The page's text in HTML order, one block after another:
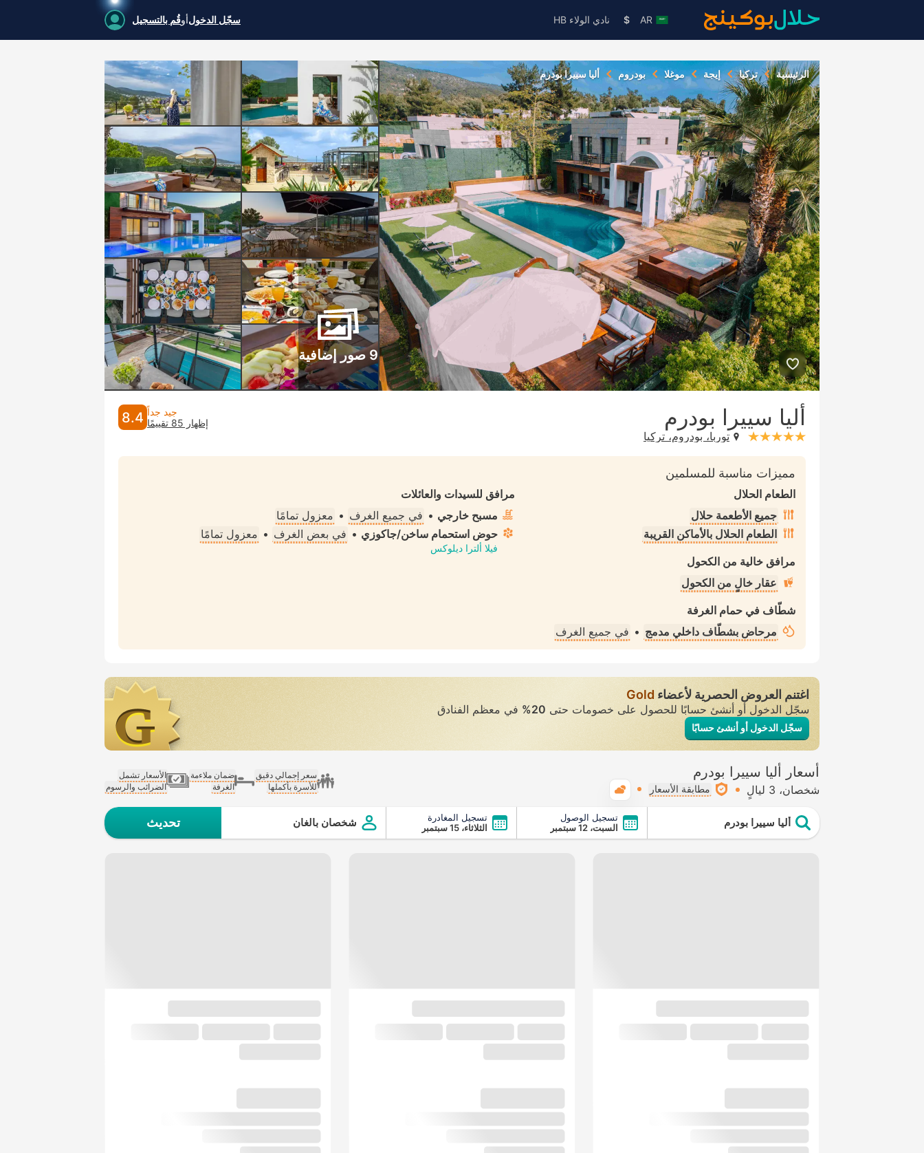
AR
$ نادي الولاء HB سجّل الدخولأوقُم بالتسجيل
الرئيسية تركيا إيجة موغلا بودروم أليا سييرا بودرم
9 صور إضافية
أليا سييرا بودرم
stars: 5
توربا، بودروم، تركيا
جيد جداً
إظهار 85 تقييمًا
8.4
مميزات مناسبة للمسلمين
الطعام الحلال
جميع الأطعمة حلال
الطعام الحلال بالأماكن القريبة
مرافق خالية من الكحول
عقار خالٍ من الكحول
شطّاف في حمام الغرفة
مرحاض بشطّاف داخلي مدمج • في جميع الغرف
مرافق للسيدات والعائلات
مسبح خارجي • في جميع الغرف • معزول تمامًا
حوض استحمام ساخن/جاكوزي • في بعض الغرف • معزول تمامًا
فيلا ألترا ديلوكس
اغتنم العروض الحصرية لأعضاء Gold
سجّل الدخول أو أنشئ حسابًا للحصول على خصومات حتى 20% في معظم الفنادق
سجّل الدخول أو أنشئ حسابًا
أسعار أليا سييرا بودرم
شخصان 3 ليالٍ مطابقة الأسعار
سعر إجمالي دقيق
للأسرة بأكملها
ضمان ملاءمة
الغرفة
الأسعار تشمل
الضرائب والرسوم
أليا سييرا بودرم
تسجيل الوصول
السبت، 12 سبتمبر
تسجيل المغادرة
الثلاثاء، 15 سبتمبر
شخصان بالغان تحديث